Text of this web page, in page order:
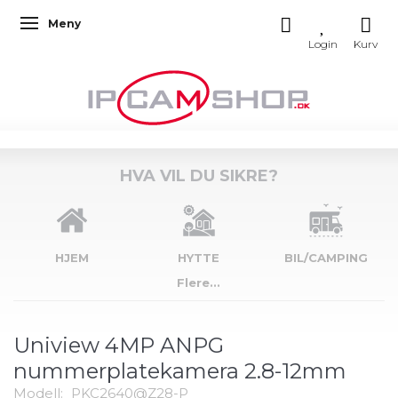
Veksle navigasjon
Meny
HVA VIL DU SIKRE?
HJEM HYTTE
BIL/CAMPING
Flere...
Uniview 4MP ANPG
nummerplatekamera 2.8-12mm
Modell: PKC2640@Z28-P